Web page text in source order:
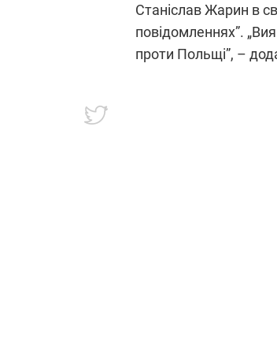
Станіслав Жарин в
повідомленнях”.
проти Польщі”, –